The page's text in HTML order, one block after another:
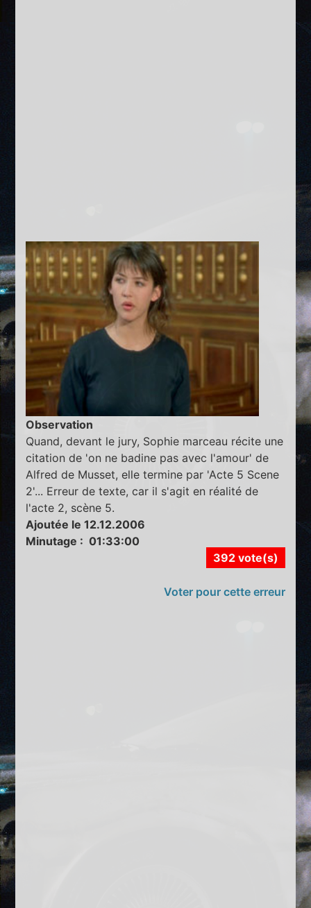
Observation
Quand, devant le jury, Sophie marceau récite une
citation de 'on ne badine pas avec l'amour' de
Alfred de Musset, elle termine par 'Acte 5 Scene
2'... Erreur de texte, car il s'agit en réalité de
l'acte 2, scène 5.
Ajoutée le 12.12.2006
Minutage : 01:33:00
392 vote(s)
Voter pour cette erreur